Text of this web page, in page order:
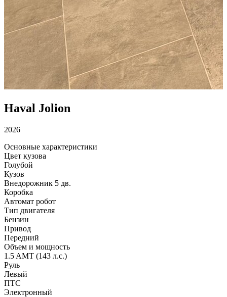
Haval Jolion
2026
Основные характеристики
Цвет кузова
Голубой
Кузов
Внедорожник 5 дв.
Коробка
Автомат робот
Тип двигателя
Бензин
Привод
Передний
Объем и мощность
1.5 AMT (143 л.с.)
Руль
Левый
ПТС
Электронный